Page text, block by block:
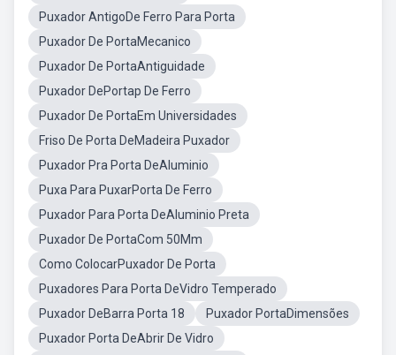
Puxador AntigoDe Ferro Para Porta
Puxador De PortaMecanico
Puxador De PortaAntiguidade
Puxador DePortap De Ferro
Puxador De PortaEm Universidades
Friso De Porta DeMadeira Puxador
Puxador Pra Porta DeAluminio
Puxa Para PuxarPorta De Ferro
Puxador Para Porta DeAluminio Preta
Puxador De PortaCom 50Mm
Como ColocarPuxador De Porta
Puxadores Para Porta DeVidro Temperado
Puxador DeBarra Porta 18
Puxador PortaDimensões
Puxador Porta DeAbrir De Vidro